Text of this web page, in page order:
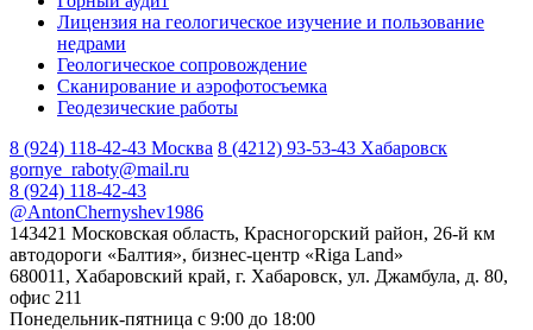
Лицензия на геологическое изучение и пользование
недрами
Геологическое сопровождение
Сканирование и аэрофотосъемка
Геодезические работы
8 (924) 118-42-43 Москва 8 (4212) 93-53-43 Хабаровск
gornye_raboty@mail.ru
8 (924) 118-42-43
@AntonChernyshev1986
143421 Московская область, Красногорский район, 26-й км
автодороги «Балтия», бизнес-центр «Riga Land»
680011, Хабаровский край, г. Хабаровск, ул. Джамбула, д. 80,
офис 211
Понедельник-пятница с 9:00 до 18:00